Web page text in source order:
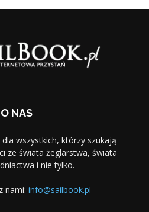
O NAS
wszystkich, którzy szukają
ze świata żeglarstwa, świata
i nie tylko.
nami: info@sailbook.pl